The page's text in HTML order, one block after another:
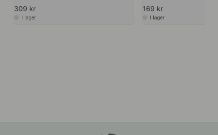
309 kr
I lager
169 kr
I lager